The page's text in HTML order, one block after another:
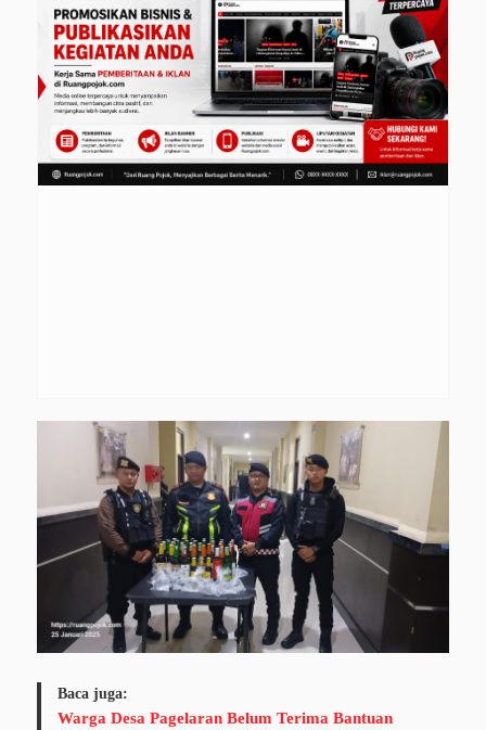
Baca juga:
Warga Desa Pagelaran Belum Terima Bantuan